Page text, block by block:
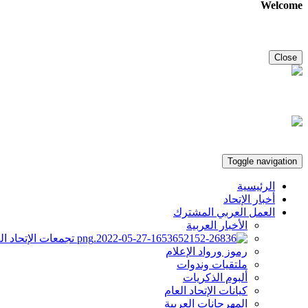
Welcome
Close
Toggle navigation
الرئيسية
أخبار الإتحاد
العمل العربي المشترك
الأخبار العربية
تجمعات الإتحاد
رموز ورواد الإعلام
ملتقيات وندوات
ألبوم الذكريات
كيانات الإتحاد العام
المهرجانات العربية